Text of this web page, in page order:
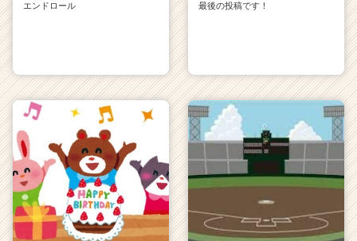
エンドロール
最後の投稿です！